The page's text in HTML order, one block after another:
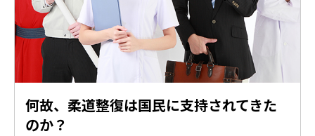
何故、柔道整復は国民に支持されてきた
のか？